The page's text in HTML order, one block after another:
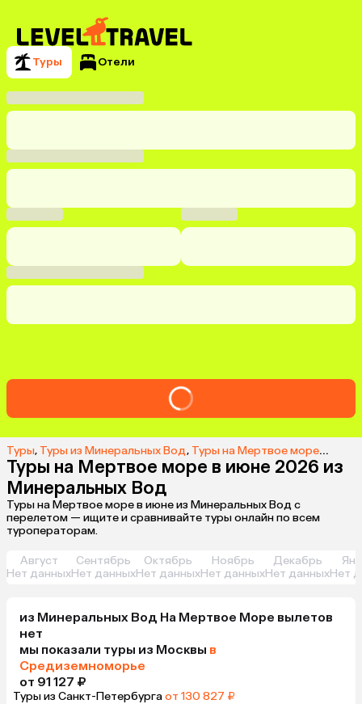
Туры Отели
Туры, Туры из Минеральных Вод, Туры на Мертвое море из Минеральных Вод
Туры на Мертвое море в июне 2026 из
Минеральных Вод
Туры на Мертвое море в июне из Минеральных Вод с
перелетом — ищите и сравнивайте туры онлайн по всем
туроператорам.
Август
Нет данных
Сентябрь
Нет данных
Октябрь
Нет данных
Ноябрь
Нет данных
Декабрь
Нет данныхНет
из Минеральных Вод На Мертвое Море вылетов
нет
мы показали туры из Москвы в
Средиземноморье
от 91 127 ₽
Туры из Санкт-Петербургаот 130 827 ₽